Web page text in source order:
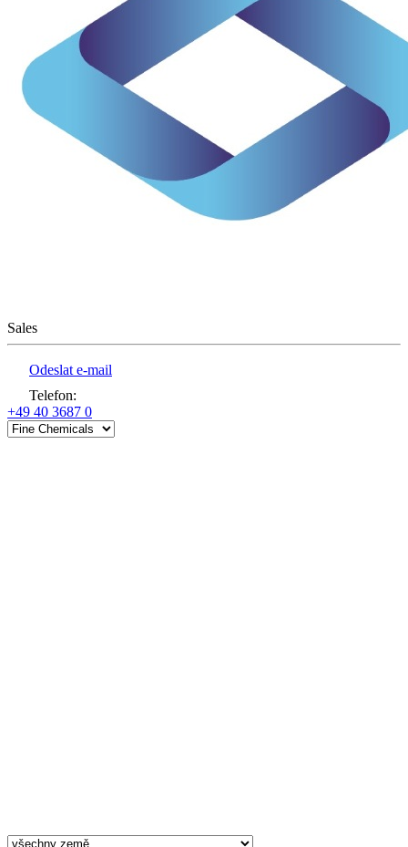
Sales
Odeslat e-mail
Telefon:
+49 40 3687 0